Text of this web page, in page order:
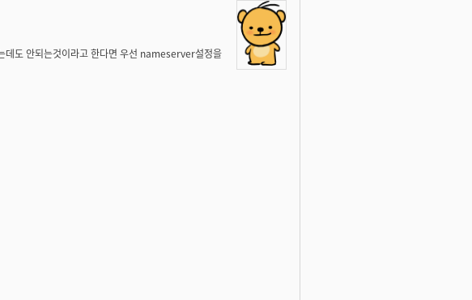
도 안되는것이라고 한다면 우선 nameserver설정을